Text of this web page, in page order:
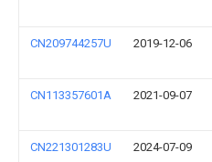
CN209744257U 2019-12-06
CN113357601A 2021-09-07
CN221301283U 2024-07-09